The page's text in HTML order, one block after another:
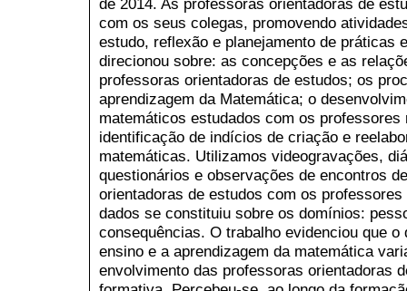
com os seus colegas, promovendo
estudo, reflexão e planejamento de práticas
direcionou sobre: as concepções e as
professoras orientadoras de estudos; os
aprendizagem da Matemática; o
matemáticos estudados com os
identificação de indícios de criação e
matemáticas. Utilizamos videogravações,
questionários e observações de encontros
orientadoras de estudos com os
dados se constituiu sobre os domínios:
consequências. O trabalho evidenciou que
ensino e a aprendizagem da matemática
envolvimento das professoras orientadoras